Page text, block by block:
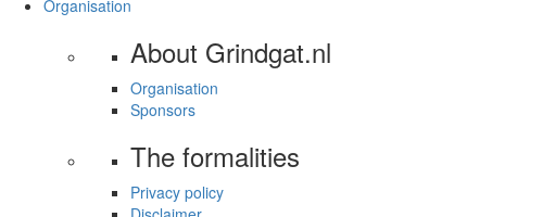
Organisation
About Grindgat.nl
Organisation
Sponsors
The formalities
Privacy policy